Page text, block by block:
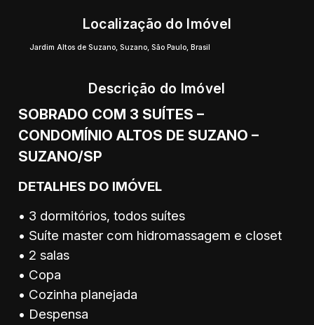
Localização do Imóvel
Jardim Altos de Suzano,Suzano,São Paulo,Brasil
Descrição do Imóvel
SOBRADO COM 3 SUÍTES –
CONDOMÍNIO ALTOS DE SUZANO –
SUZANO/SP
DETALHES DO IMÓVEL
• 3 dormitórios, todos suítes
• Suíte master com hidromassagem e closet
• 2 salas
• Copa
• Cozinha planejada
• Despensa